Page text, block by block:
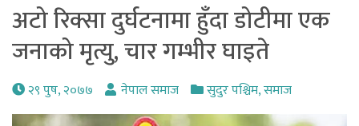
अटो रिक्सा दुर्घटनामा हुँदा डोटीमा एक
जनाको मृत्यु, चार गम्भीर घाइते
२९ पुष, २०७७ नेपाल समाज सुदुर पश्चिम,समाज